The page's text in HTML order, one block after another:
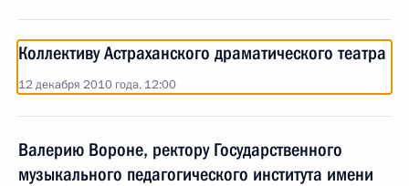
Коллективу Астраханского драматического театра
12 декабря 2010 года, 12:00
Валерию Вороне, ректору Государственного
музыкального педагогического института имени